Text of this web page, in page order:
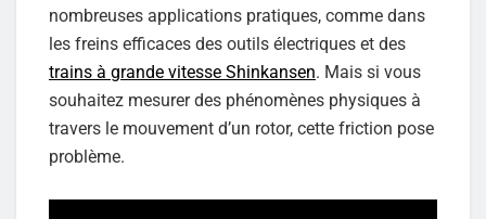
nombreuses applications pratiques, comme dans
les freins efficaces des outils électriques et des
trains à grande vitesse Shinkansen. Mais si vous
souhaitez mesurer des phénomènes physiques à
travers le mouvement d’un rotor, cette friction pose
problème.